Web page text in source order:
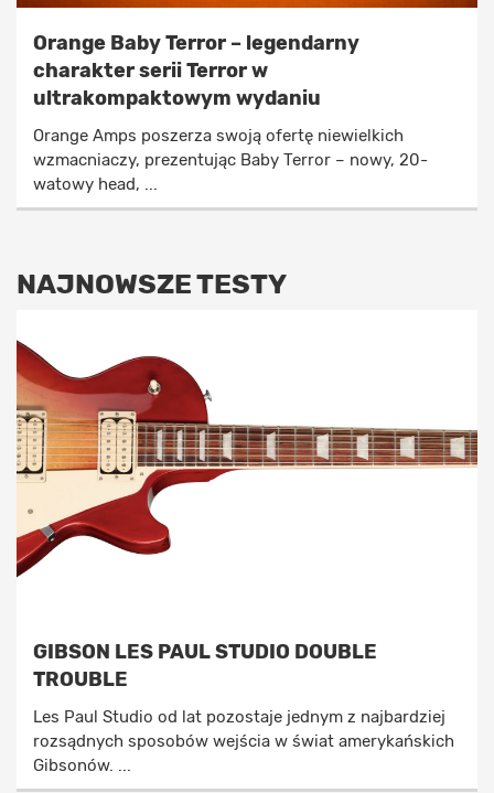
Orange Baby Terror – legendarny
charakter serii Terror w
ultrakompaktowym wydaniu
Orange Amps poszerza swoją ofertę niewielkich
wzmacniaczy, prezentując Baby Terror – nowy, 20-
watowy head, ...
NAJNOWSZE TESTY
GIBSON LES PAUL STUDIO DOUBLE
TROUBLE
Les Paul Studio od lat pozostaje jednym z najbardziej
rozsądnych sposobów wejścia w świat amerykańskich
Gibsonów. ...